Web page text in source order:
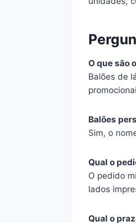
O que são
Balões de
Balões
Sim, o
Qual o
O pedido
lados
Qual o